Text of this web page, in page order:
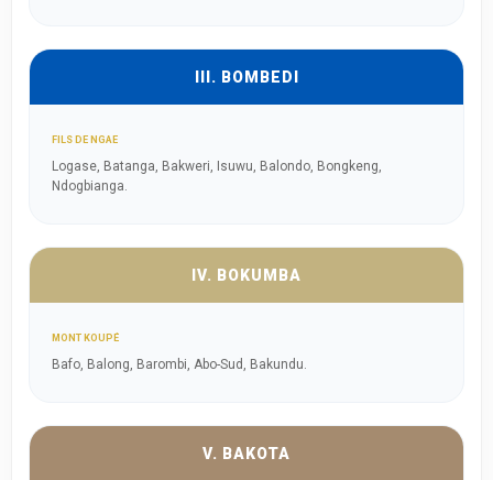
III. BOMBEDI
FILS DE NGAE
Logase, Batanga, Bakweri, Isuwu, Balondo, Bongkeng,
Ndogbianga.
IV. BOKUMBA
MONT KOUPÉ
Bafo, Balong, Barombi, Abo-Sud, Bakundu.
V. BAKOTA